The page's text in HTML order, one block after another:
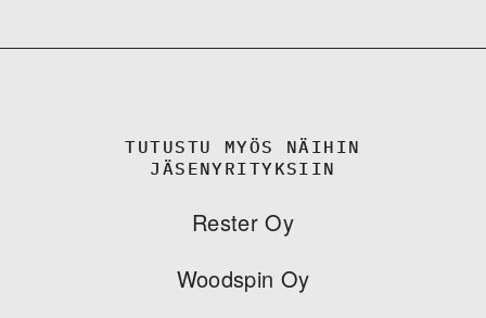
TUTUSTU MYÖS NÄIHIN
JÄSENYRITYKSIIN
Rester Oy
Woodspin Oy